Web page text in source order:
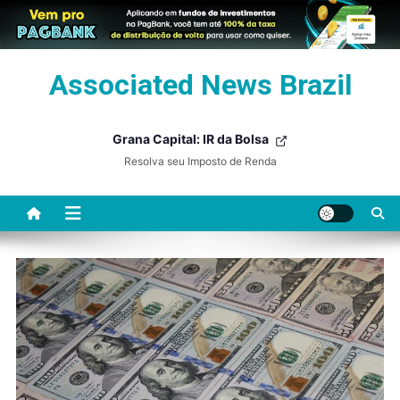
Associated News Brazil
Grana Capital: IR da Bolsa
Resolva seu Imposto de Renda